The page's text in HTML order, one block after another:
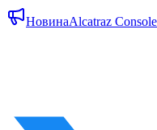
НовинаAlcatraz Console